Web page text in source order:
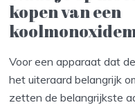
kopen van een
Voor een apparaat dat
het uiteraard belangrijk
zetten de belangrijkste